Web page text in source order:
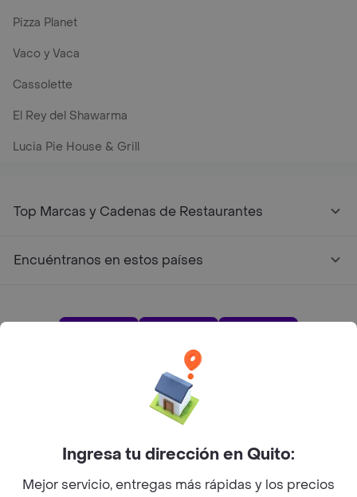
Pizza Planet
Vaco y Vaca
Cassolette
El Rey del Shawarma
Lucia Pie House & Grill
Top Marcas y Cadenas de Restaurantes
Encuéntranos en estos países
Google play
Categorías
Ingresa tu dirección en Quito:
Mejor servicio, entregas más rápidas y los precios